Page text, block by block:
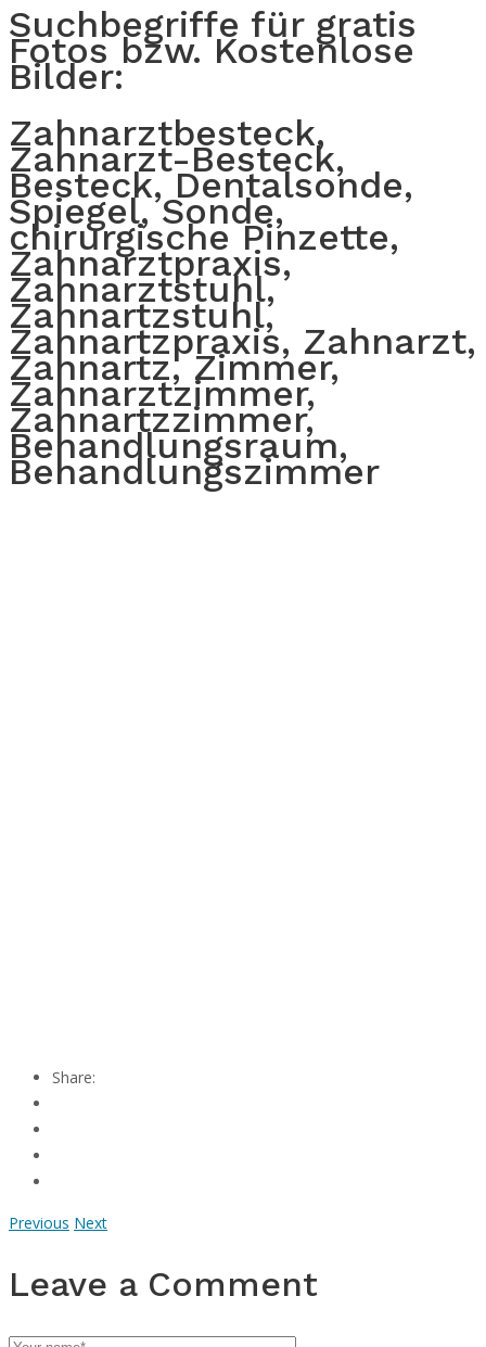
Suchbegriffe für gratis
Fotos bzw. Kostenlose
Bilder:
Zahnarztbesteck,
Zahnarzt-Besteck,
Besteck, Dentalsonde,
Spiegel, Sonde,
chirurgische Pinzette,
Zahnarztpraxis,
Zahnarztstuhl,
Zahnartzstuhl,
Zahnartzpraxis, Zahnarzt,
Zahnartz, Zimmer,
Zahnarztzimmer,
Zahnartzzimmer,
Behandlungsraum,
Behandlungszimmer
Share:
Previous Next
Leave a Comment